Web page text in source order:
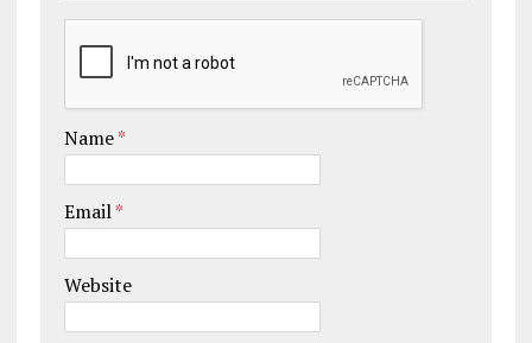
Name*
Email*
Website